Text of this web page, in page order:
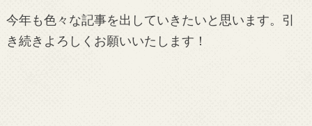
今年も色々な記事を出していきたいと思います。引
き続きよろしくお願いいたします！